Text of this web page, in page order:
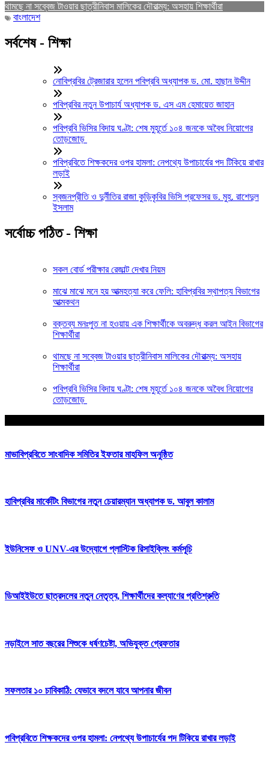
থামছে না সব্বেজ টাওয়ার ছাত্রীনিবাস মালিকের দৌরাত্ম্য: অসহায় শিক্ষার্থীরা
বাংলাদেশ
সর্বশেষ - শিক্ষা
নোবিপ্রবির ট্রেজারার হলেন পবিপ্রবি অধ্যাপক ড. মো. হাছান উদ্দীন
পবিপ্রবির নতুন উপাচার্য অধ্যাপক ড. এস এম হেমায়েত জাহান
পবিপ্রবি ভিসির বিদায় ঘণ্টা: শেষ মুহূর্তে ১০৪ জনকে অবৈধ নিয়োগের
তোড়জোড়
পবিপ্রবিতে শিক্ষকদের ওপর হামলা: নেপথ্যে উপাচার্যের পদ টিকিয়ে রাখার
লড়াই
স্বজনপ্রীতি ও দুর্নীতির রাজা কুড়িকৃবির ভিসি প্রফেসর ড. মুহ. রাশেদুল
ইসলাম
সর্বোচ্চ পঠিত - শিক্ষা
সকল বোর্ড পরীক্ষার রেজাল্ট দেখার নিয়ম
মাঝে মাঝে মনে হয় আত্মহত্যা করে ফেলি: হাবিপ্রবির স্থাপত্য বিভাগের
আত্মকথন
বক্তব্য মনঃপুত না হওয়ায় এক শিক্ষার্থীকে অবরুদ্ধ করল আইন বিভাগের
শিক্ষার্থীরা
থামছে না সব্বেজ টাওয়ার ছাত্রীনিবাস মালিকের দৌরাত্ম্য: অসহায়
শিক্ষার্থীরা
পবিপ্রবি ভিসির বিদায় ঘণ্টা: শেষ মুহূর্তে ১০৪ জনকে অবৈধ নিয়োগের
তোড়জোড়
মাভাবিপ্রবিতে সাংবাদিক সমিতির ইফতার মাহফিল অনুষ্ঠিত
হাবিপ্রবির মার্কেটিং বিভাগের নতুন চেয়ারম্যান অধ্যাপক ড. আবুল কালাম
ইউনিসেফ ও UNV-এর উদ্যোগে প্লাস্টিক রিসাইক্লিং কর্মসূচি
ডিআইইউতে ছাত্রদলের নতুন নেতৃত্ব, শিক্ষার্থীদের কল্যাণের প্রতিশ্রুতি
নড়াইলে সাত বছরের শিশুকে ধর্ষণচেষ্টা, অভিযুক্ত গ্রেফতার
সফলতার ১০ চাবিকাঠি: যেভাবে বদলে যাবে আপনার জীবন
পবিপ্রবিতে শিক্ষকদের ওপর হামলা: নেপথ্যে উপাচার্যের পদ টিকিয়ে রাখার লড়াই